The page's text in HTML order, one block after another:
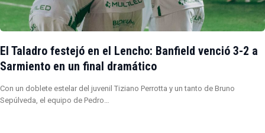
El Taladro festejó en el Lencho: Banfield venció 3-2 a
Sarmiento en un final dramático
Con un doblete estelar del juvenil Tiziano Perrotta y un tanto de Bruno
Sepúlveda, el equipo de Pedro…